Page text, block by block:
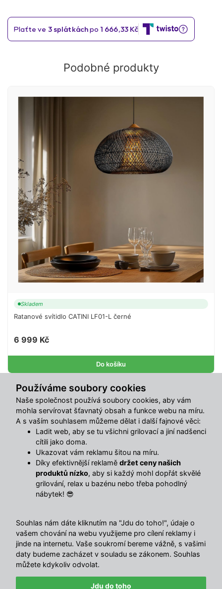
Používáme soubory cookies
Naše společnost používá soubory cookies, aby vám
mohla servírovat šťavnatý obsah a funkce webu na míru.
A s vaším souhlasem můžeme dělat i další fajnové věci:
Ladit web, aby se tu všichni grilovací a jiní nadšenci
cítili jako doma.
Ukazovat vám reklamu šitou na míru.
Díky efektivnější reklamě držet ceny našich
produktů nízko, aby si každý mohl dopřát skvělé
grilování, relax u bazénu nebo třeba pohodlný
nábytek! 😎
Souhlas nám dáte kliknutím na "Jdu do toho!", údaje o
vašem chování na webu využijeme pro cílení reklamy i
jinde na internetu. Vaše soukromí bereme vážně, s vašimi
daty budeme zacházet v souladu se zákonem. Souhlas
můžete kdykoliv odvolat.
Jdu do toho
Podobné produkty
Skladem
Ratanové svítidlo CATINI LF01-L černé
6 999 Kč
Do košíku
Sdílet s přáteli
Popis
Závěsná lampa z ratanu a dřeva – kompaktní černá
elegance pro váš domov!
Dodejte svému interiéru moderní a sofistikovaný nádech s
touto závěsnou lampou v černém provedení. Díky menším
interiéru styl a osobitost.
Design, který upoutá
Precizní pletení ratanu v elegantní černé barvě v
kombinaci s dřevěným detailem na vrcholu lampy tvoří
jedinečný kontrast. Lampa vytváří jemné a příjemné